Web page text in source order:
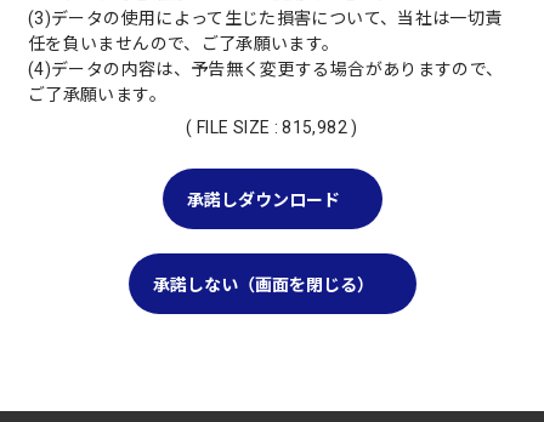
(3)データの使用によって生じた損害について、当社は一切責
任を負いませんので、ご了承願います。
(4)データの内容は、予告無く変更する場合がありますので、
ご了承願います。
( FILE SIZE : 815,982 )
承諾しダウンロード
承諾しない（画面を閉じる）